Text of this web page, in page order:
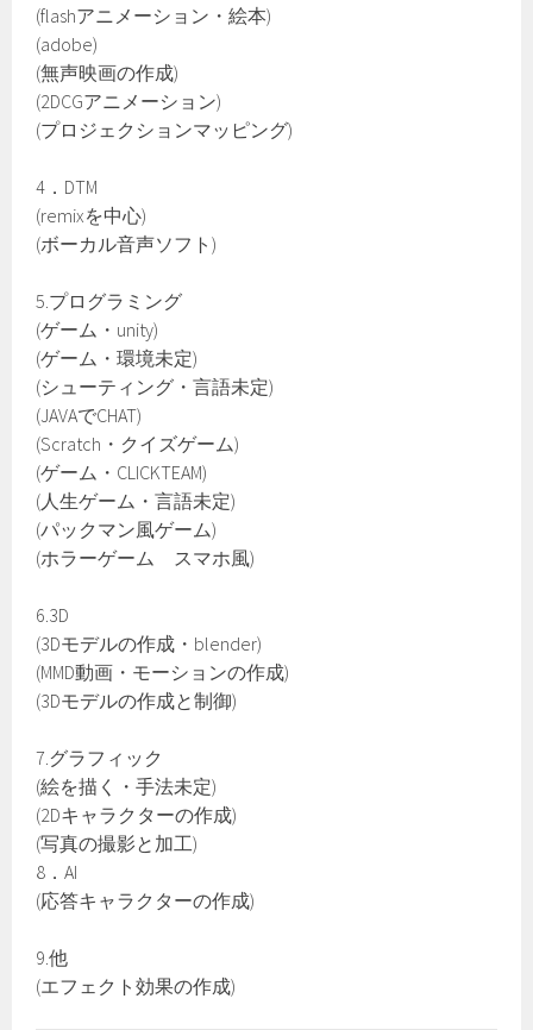
(flashアニメーション・絵本)
(adobe)
(無声映画の作成)
(2DCGアニメーション)
(プロジェクションマッピング)
4．DTM
(remixを中心)
(ボーカル音声ソフト)
5.プログラミング
(ゲーム・unity)
(ゲーム・環境未定)
(シューティング・言語未定)
(JAVAでCHAT)
(Scratch・クイズゲーム)
(ゲーム・CLICKTEAM)
(人生ゲーム・言語未定)
(パックマン風ゲーム)
(ホラーゲーム スマホ風)
6.3D
(3Dモデルの作成・blender)
(MMD動画・モーションの作成)
(3Dモデルの作成と制御)
7.グラフィック
(絵を描く・手法未定)
(2Dキャラクターの作成)
(写真の撮影と加工)
8．AI
(応答キャラクターの作成)
9.他
(エフェクト効果の作成)